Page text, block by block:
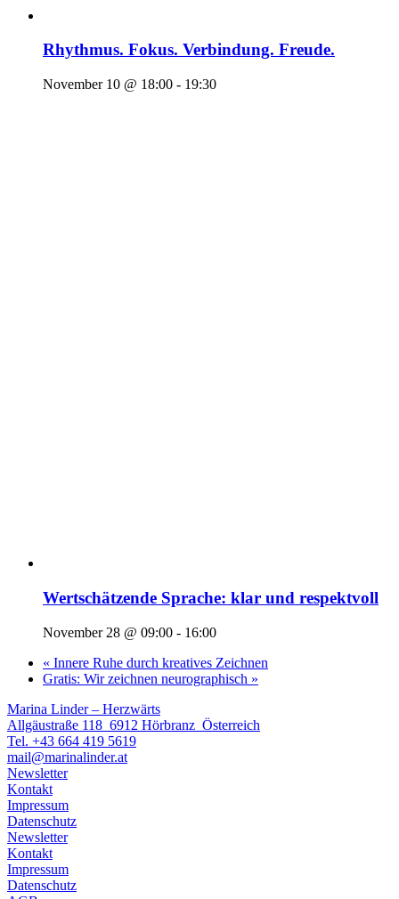
Rhythmus. Fokus. Verbindung. Freude.
November 10 @ 18:00 - 19:30
Wertschätzende Sprache: klar und respektvoll
November 28 @ 09:00 - 16:00
« Innere Ruhe durch kreatives Zeichnen
Gratis: Wir zeichnen neurographisch »
Marina Linder – Herzwärts
Allgäustraße 118 6912 Hörbranz Österreich
Tel. +43 664 419 5619
mail@marinalinder.at
Newsletter
Kontakt
Impressum
Datenschutz
Newsletter
Kontakt
Impressum
Datenschutz